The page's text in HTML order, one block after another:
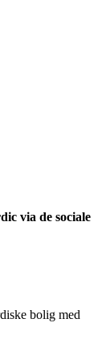
via de sociale
bolig med